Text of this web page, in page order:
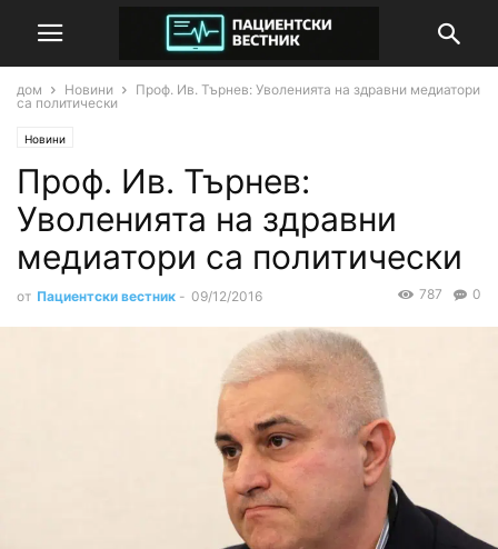
дом Новини
Проф. Ив. Търнев: Уволенията на здравни медиатори
са политически
Новини
Проф. Ив. Търнев:
Уволенията на здравни
медиатори са политически
от Пациентски вестник - 09/12/2016 0
787